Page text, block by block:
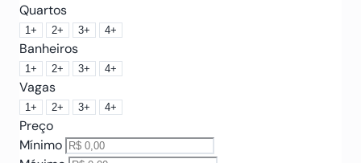
Quartos
1+ 2+ 3+ 4+
Banheiros
1+ 2+ 3+ 4+
Vagas
1+ 2+ 3+ 4+
Preço
Mínimo